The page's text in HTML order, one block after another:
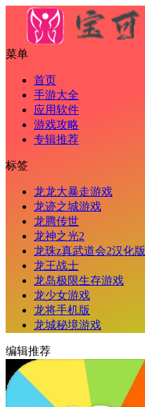
菜单
首页
手游大全
应用软件
游戏攻略
专辑推荐
标签
龙龙大暴走游戏
龙迹之城游戏
龙腾传世
龙神之光2
龙珠z真武道会2汉化版
龙王战士
龙岛极限生存游戏
龙少女游戏
龙将手机版
龙城秘境游戏
编辑推荐